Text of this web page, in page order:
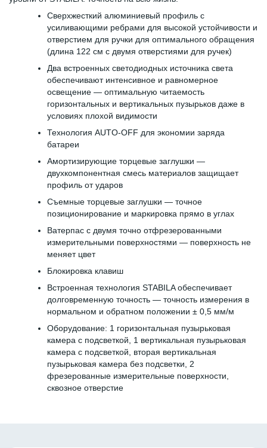
Сверхжесткий алюминиевый профиль с
усиливающими ребрами для высокой устойчивости и
отверстием для ручки для оптимального обращения
(длина 122 см с двумя отверстиями для ручек)
Два встроенных светодиодных источника света
обеспечивают интенсивное и равномерное
освещение — оптимальную читаемость
горизонтальных и вертикальных пузырьков даже в
условиях плохой видимости
Технология AUTO-OFF для экономии заряда
батареи
Амортизирующие торцевые заглушки —
двухкомпонентная смесь материалов защищает
профиль от ударов
Съемные торцевые заглушки — точное
позиционирование и маркировка прямо в углах
Ватерпас с двумя точно отфрезерованными
измерительными поверхностями — поверхность не
меняет цвет
Блокировка клавиш
Встроенная технология STABILA обеспечивает
долговременную точность — точность измерения в
нормальном и обратном положении ± 0,5 мм/м
Оборудование: 1 горизонтальная пузырьковая
камера с подсветкой, 1 вертикальная пузырьковая
камера с подсветкой, вторая вертикальная
пузырьковая камера без подсветки, 2
фрезерованные измерительные поверхности,
сквозное отверстие